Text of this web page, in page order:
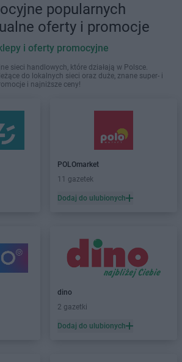
popularnych
oferty i promocje
i oferty promocyjne
sieci handlowych, które działają w Polsce.
do lokalnych sieci oraz duże, znane super- i
i najniższe ceny!
POLOmarket
11 gazetek
Dodaj do ulubionych
dino
2 gazetki
Dodaj do ulubionych